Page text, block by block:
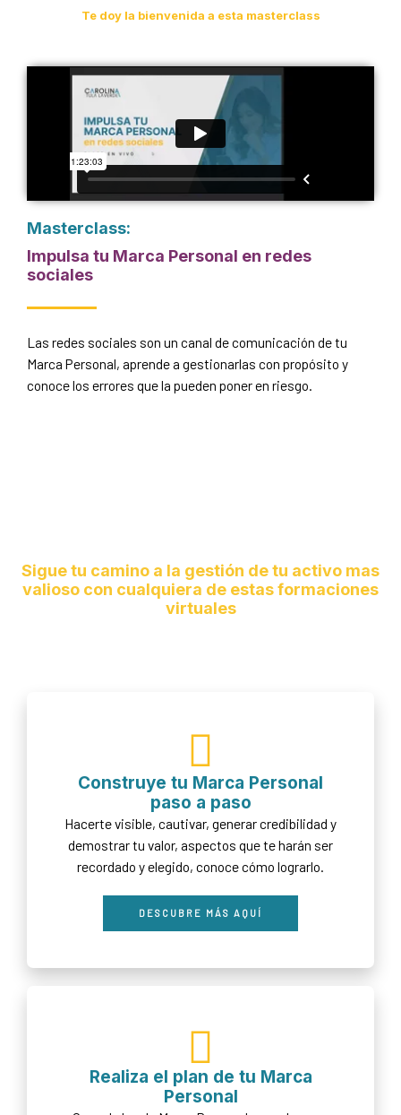
Te doy la bienvenida a esta masterclass
Masterclass:
Impulsa tu Marca Personal en redes
sociales
Las redes sociales son un canal de comunicación de tu
Marca Personal, aprende a gestionarlas con propósito y
conoce los errores que la pueden poner en riesgo.
Sigue tu camino a la gestión de tu activo mas
valioso con cualquiera de estas formaciones
virtuales
Construye tu Marca Personal
paso a paso
Hacerte visible, cautivar, generar credibilidad y
demostrar tu valor, aspectos que te harán ser
recordado y elegido, conoce cómo lograrlo.
DESCUBRE MÁS AQUÍ
Realiza el plan de tu Marca
Personal